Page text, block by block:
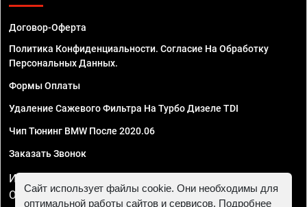
Договор-Оферта
Политика Конфиденциальности. Согласие На Обработку
Персональных Данных.
Формы Оплаты
Удаление Сажевого Фильтра На Турбо Дизеле TDI
Чип Тюнинг BMW После 2020.06
Заказать Звонок
ИП Смирнов Георгий Павлович. ИНН 781302555843,
ОГРНИП 324470400032610
Сайт использует файлы cookie. Они необходимы для
оптимальной работы сайтов и сервисов. Подробнее